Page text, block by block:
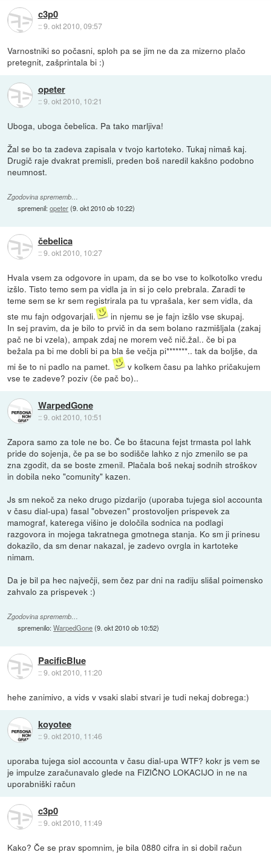
c3p0
::9. okt 2010, 09:57
Varnostniki so počasni, sploh pa se jim ne da za mizerno plačo
pretegnit, zašprintala bi :)
opeter
::9. okt 2010, 10:21
Uboga, uboga čebelica. Pa tako marljiva!
Žal se bo ta zadeva zapisala v tvojo kartoteko. Tukaj nimaš kaj.
Drugič raje dvakrat premisli, preden boš naredil kakšno podobno
neumnost.
Zgodovina sprememb…
spremenil:opeter(9. okt 2010 ob 10:22)
čebelica
::9. okt 2010, 10:27
Hvala vsem za odgovore in upam, da se bo vse to kolkotolko vredu
izšlo. Tisto temo sem pa vidla ja in si jo celo prebrala. Zaradi te
teme sem se kr sem registrirala pa tu vprašala, ker sem vidla, da
ste mu fajn odgovarjali.
in njemu se je fajn izšlo vse skupaj.
In sej pravim, da je bilo to prvič in da sem bolano razmišljala (zakaj
pač ne bi vzela), ampak zdaj ne morem več nič.žal.. če bi pa
bežala pa bi me dobli bi pa bla še večja pi*******.. tak da boljše, da
mi še to ni padlo na pamet.
v kolkem času pa lahko pričakujem
vse te zadeve? poziv (če pač bo)..
WarpedGone
::9. okt 2010, 10:51
Zapora samo za tole ne bo. Če bo štacuna fejst trmasta pol lahk
pride do sojenja, če pa se bo sodišče lahko z njo zmenilo se pa
zna zgodit, da se boste zmenil. Plačala boš nekaj sodnih stroškov
in dobila neko "comunity" kazen.
Js sm nekoč za neko drugo pizdarijo (uporaba tujega siol accounta
v času dial-upa) fasal "obvezen" prostovoljen prispevek za
mamograf, katerega višino je določila sodnica na podlagi
razgovora in mojega takratnega gmotnega stanja. Ko sm ji prinesu
dokazilo, da sm denar nakazal, je zadevo ovrgla in kartoteke
nimam.
Da je bil pa hec največji, sem čez par dni na radiju slišal poimensko
zahvalo za prispevek :)
Zgodovina sprememb…
spremenilo:WarpedGone(9. okt 2010 ob 10:52)
PacificBlue
::9. okt 2010, 11:20
hehe zanimivo, a vids v vsaki slabi stvari je tudi nekaj dobrega:)
koyotee
::9. okt 2010, 11:46
uporaba tujega siol accounta v času dial-upa WTF? kokr js vem se
je impulze zaračunavalo glede na FIZIČNO LOKACIJO in ne na
uporabniški račun
c3p0
::9. okt 2010, 11:49
Kako? Če se prav spomnim, je bila 0880 cifra in si dobil račun